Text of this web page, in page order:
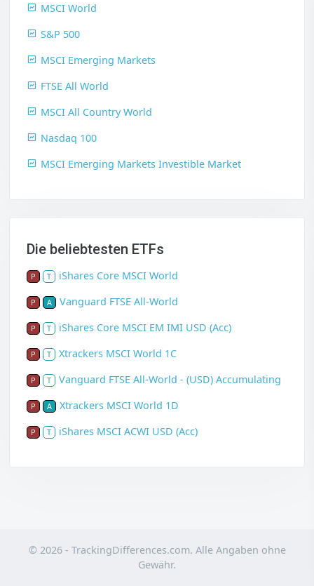
MSCI World
S&P 500
MSCI Emerging Markets
FTSE All World
MSCI All Country World
Nasdaq 100
MSCI Emerging Markets Investible Market
Die beliebtesten ETFs
P T iShares Core MSCI World
P A Vanguard FTSE All-World
P T iShares Core MSCI EM IMI USD (Acc)
P T Xtrackers MSCI World 1C
P T Vanguard FTSE All-World - (USD) Accumulating
P A Xtrackers MSCI World 1D
P T iShares MSCI ACWI USD (Acc)
© 2026 - TrackingDifferences.com. Alle Angaben ohne
Gewähr.